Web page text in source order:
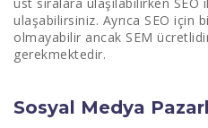
ulaşabilirsiniz. Ayrıca SEO için
olmayabilir ancak SEM
gerekmektedir.
Sosyal Medya